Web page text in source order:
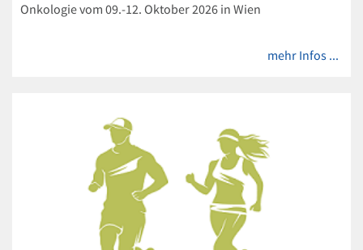
Onkologie vom 09.-12. Oktober 2026 in Wien
mehr Infos ...